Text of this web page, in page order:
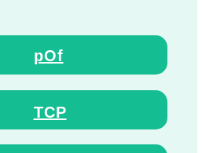
pOf
TCP